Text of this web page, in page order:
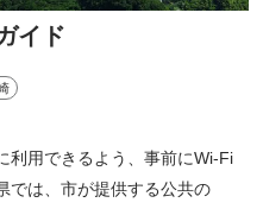
イド
利用できるよう、事前にWi-Fi
では、市が提供する公共の